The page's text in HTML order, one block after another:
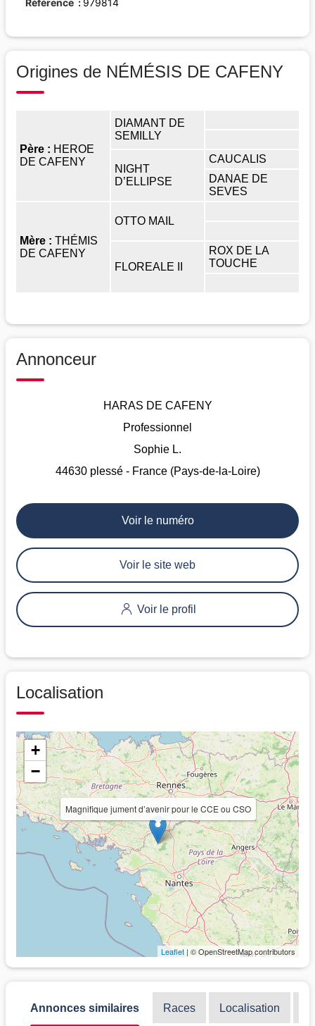
Origines de NÉMÉSIS DE CAFENY
Père : HEROE
DE CAFENY
DIAMANT DE
SEMILLY
NIGHT
D’ELLIPSE
CAUCALIS
DANAE DE
SEVES
Mère : THÉMIS
DE CAFENY
OTTO MAIL
FLOREALE II
ROX DE LA
TOUCHE
Annonceur
HARAS DE CAFENY
Professionnel
Sophie L.
44630 plessé - France (Pays-de-la-Loire)
Voir le numéro
Voir le site web
Voir le profil
Localisation
Magnifique jument d’avenir pour le CCE ou CSO
+
−
Leaflet | © OpenStreetMap contributors
Annonces similaires Races Localisation